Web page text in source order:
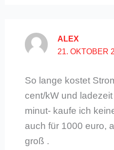
ALEX
21. OKTOBER
So lange kostet
cent/kW und
minut- kaufe ich
auch für 1000 euro,
groß .